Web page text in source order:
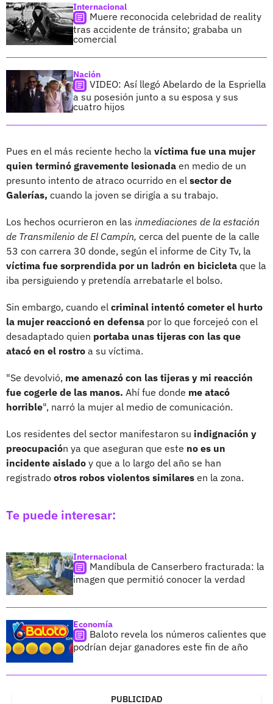
Internacional
Muere reconocida celebridad de reality
tras accidente de tránsito; grababa un
comercial
Nación
VIDEO: Así llegó Abelardo de la Espriella
a su posesión junto a su esposa y sus
cuatro hijos
Pues en el más reciente hecho la víctima fue una mujer
quien terminó gravemente lesionada en medio de un
presunto intento de atraco ocurrido en el sector de
Galerías, cuando la joven se dirigía a su trabajo.
Los hechos ocurrieron en las inmediaciones de la estación
de Transmilenio de El Campín, cerca del puente de la calle
53 con carrera 30 donde, según el informe de City Tv, la
víctima fue sorprendida por un ladrón en bicicleta que la
iba persiguiendo y pretendía arrebatarle el bolso.
Sin embargo, cuando el criminal intentó cometer el hurto
la mujer reaccionó en defensa por lo que forcejeó con el
desadaptado quien portaba unas tijeras con las que
atacó en el rostro a su víctima.
"Se devolvió, me amenazó con las tijeras y mi reacción
fue cogerle de las manos. Ahí fue donde me atacó
horrible", narró la mujer al medio de comunicación.
Los residentes del sector manifestaron su indignación y
preocupación ya que aseguran que este no es un
incidente aislado y que a lo largo del año se han
registrado otros robos violentos similares en la zona.
Te puede interesar:
Internacional
Mandíbula de Canserbero fracturada: la
imagen que permitió conocer la verdad
Economía
Baloto revela los números calientes que
podrían dejar ganadores este fin de año
PUBLICIDAD